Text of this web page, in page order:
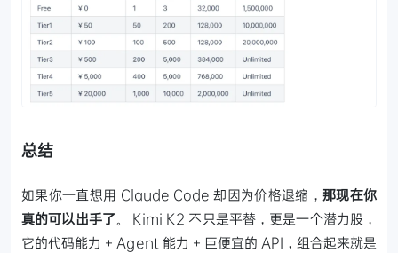
总结
如果你一直想用 Claude Code 却因为价格退缩， 那现在你
真的可以出手了。
Kimi K2 不只是平替，更是一个潜力股，
它的代码能力 + Agent 能力 + 巨便宜的 API，组合起来就是